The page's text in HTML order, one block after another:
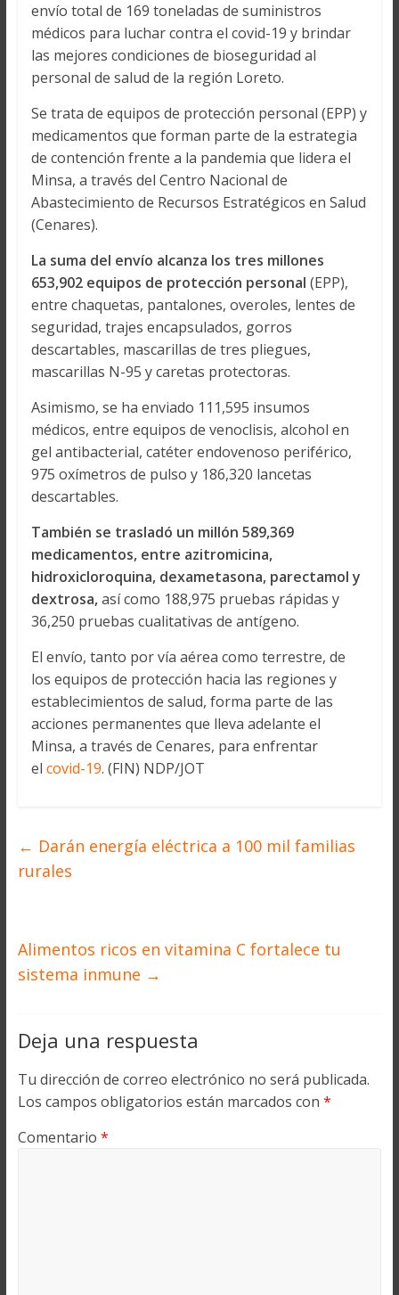
envío total de 169 toneladas de suministros
médicos para luchar contra el covid-19 y brindar
las mejores condiciones de bioseguridad al
personal de salud de la región Loreto.
Se trata de equipos de protección personal (EPP) y
medicamentos que forman parte de la estrategia
de contención frente a la pandemia que lidera el
Minsa, a través del Centro Nacional de
Abastecimiento de Recursos Estratégicos en Salud
(Cenares).
La suma del envío alcanza los tres millones
653,902 equipos de protección personal (EPP),
entre chaquetas, pantalones, overoles, lentes de
seguridad, trajes encapsulados, gorros
descartables, mascarillas de tres pliegues,
mascarillas N-95 y caretas protectoras.
Asimismo, se ha enviado 111,595 insumos
médicos, entre equipos de venoclisis, alcohol en
gel antibacterial, catéter endovenoso periférico,
975 oxímetros de pulso y 186,320 lancetas
descartables.
También se trasladó un millón 589,369
medicamentos, entre azitromicina,
hidroxicloroquina, dexametasona, parectamol y
dextrosa,así como 188,975 pruebas rápidas y
36,250 pruebas cualitativas de antígeno.
El envío, tanto por vía aérea como terrestre, de
los equipos de protección hacia las regiones y
establecimientos de salud, forma parte de las
acciones permanentes que lleva adelante el
Minsa, a través de Cenares, para enfrentar
el covid-19. (FIN) NDP/JOT
← Darán energía eléctrica a 100 mil familias
rurales
Alimentos ricos en vitamina C fortalece tu
sistema inmune →
Deja una respuesta
Tu dirección de correo electrónico no será publicada.
Los campos obligatorios están marcados con *
Comentario *